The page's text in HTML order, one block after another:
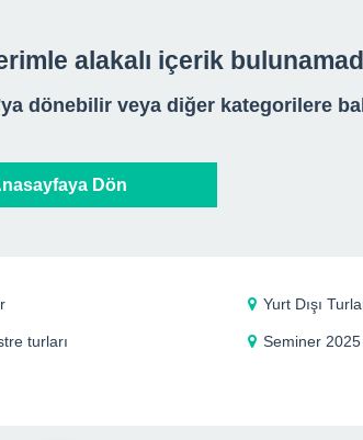
alakalı içerik
dönebilir veya diğer kategorilere
Dön
Yurt Dışı
turları Seminer